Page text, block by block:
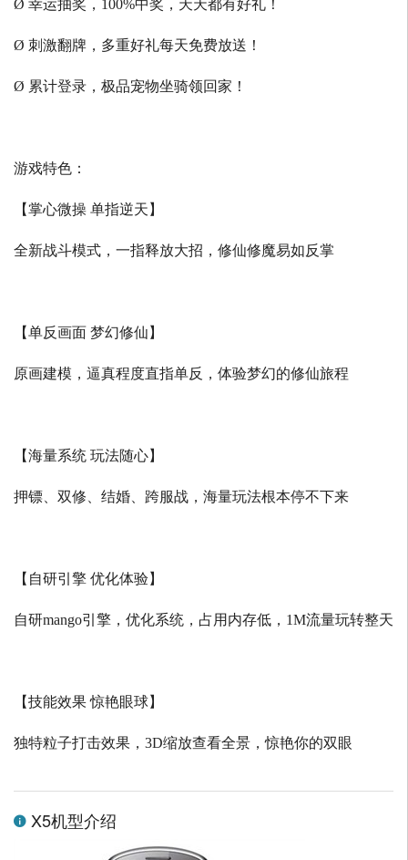
Ø 幸运抽奖，100%中奖，天天都有好礼！
Ø 刺激翻牌，多重好礼每天免费放送！
Ø 累计登录，极品宠物坐骑领回家！
游戏特色：
【掌心微操 单指逆天】
全新战斗模式，一指释放大招，修仙修魔易如反掌
【单反画面 梦幻修仙】
原画建模，逼真程度直指单反，体验梦幻的修仙旅程
【海量系统 玩法随心】
押镖、双修、结婚、跨服战，海量玩法根本停不下来
【自研引擎 优化体验】
自研mango引擎，优化系统，占用内存低， 1M流量玩转整天
【技能效果 惊艳眼球】
独特粒子打击效果， 3D缩放查看全景，惊艳你的双眼
X5机型介绍